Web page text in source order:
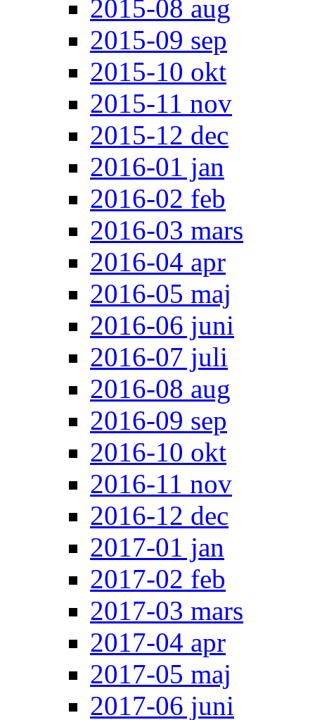
2015-08 aug
2015-09 sep
2015-10 okt
2015-11 nov
2015-12 dec
2016-01 jan
2016-02 feb
2016-03 mars
2016-04 apr
2016-05 maj
2016-06 juni
2016-07 juli
2016-08 aug
2016-09 sep
2016-10 okt
2016-11 nov
2016-12 dec
2017-01 jan
2017-02 feb
2017-03 mars
2017-04 apr
2017-05 maj
2017-06 juni